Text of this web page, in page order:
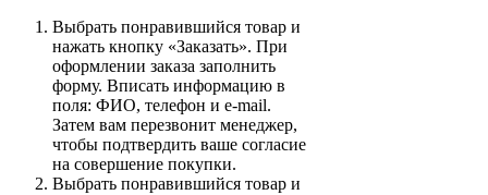
Выбрать понравившийся товар и
нажать кнопку «Заказать». При
оформлении заказа заполнить
форму. Вписать информацию в
поля: ФИО, телефон и e-mail.
Затем вам перезвонит менеджер,
чтобы подтвердить ваше согласие
на совершение покупки.
Выбрать понравившийся товар и